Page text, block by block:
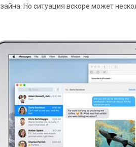
Но ситуация вскоре может